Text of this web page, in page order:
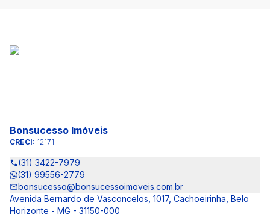
Bonsucesso Imóveis
CRECI: 12171
(31) 3422-7979
(31) 99556-2779
bonsucesso@bonsucessoimoveis.com.br
Avenida Bernardo de Vasconcelos, 1017, Cachoeirinha, Belo
Horizonte - MG - 31150-000